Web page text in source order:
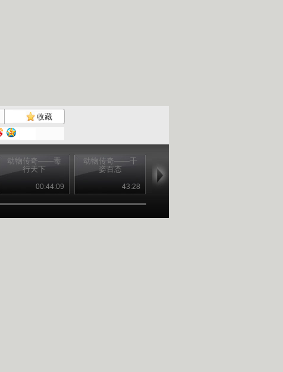
收藏
动物传奇——毒
行天下
00:44:09
动物传奇——千
姿百态
43:28